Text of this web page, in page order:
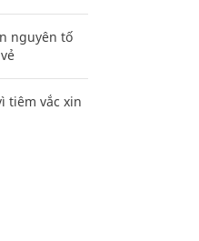
nguyên tố
tiêm vắc xin